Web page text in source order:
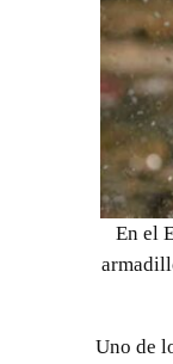
En el
Uno de